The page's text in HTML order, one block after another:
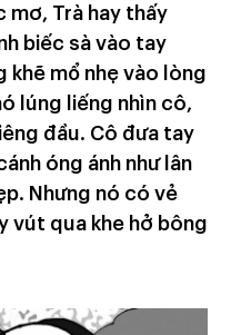
mơ, Trà hay thấy
biếc sà vào tay
khẽ mổ nhẹ vào lòng
lúng liếng nhìn cô,
đầu. Cô đưa tay
óng ánh như lân
Nhưng nó có vẻ
vút qua khe hở bông